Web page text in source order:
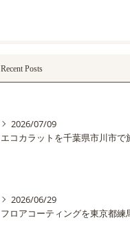
Recent Posts
2026/07/09
2026/06/29